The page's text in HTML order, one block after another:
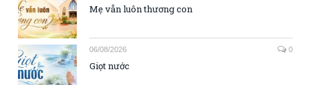
Mẹ vẫn luôn thương con
06/08/2026 0
Giọt nước